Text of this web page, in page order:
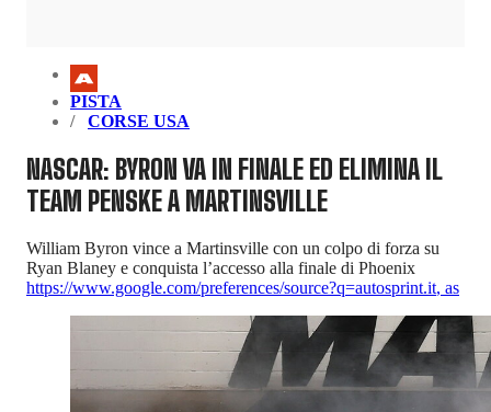
PISTA
CORSE USA
NASCAR: BYRON VA IN FINALE ED ELIMINA IL
TEAM PENSKE A MARTINSVILLE
William Byron vince a Martinsville con un colpo di forza su
Ryan Blaney e conquista l’accesso alla finale di Phoenix
https://www.google.com/preferences/source?q=autosprint.it, as